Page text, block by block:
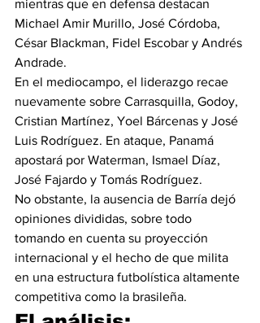
mientras que en defensa destacan
Michael Amir Murillo, José Córdoba,
César Blackman, Fidel Escobar y Andrés
Andrade.
En el mediocampo, el liderazgo recae
nuevamente sobre Carrasquilla, Godoy,
Cristian Martínez, Yoel Bárcenas y José
Luis Rodríguez. En ataque, Panamá
apostará por Waterman, Ismael Díaz,
José Fajardo y Tomás Rodríguez.
No obstante, la ausencia de Barría dejó
opiniones divididas, sobre todo
tomando en cuenta su proyección
internacional y el hecho de que milita
en una estructura futbolística altamente
competitiva como la brasileña.